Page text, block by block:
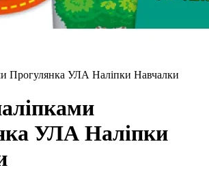
УЛА Наліпки